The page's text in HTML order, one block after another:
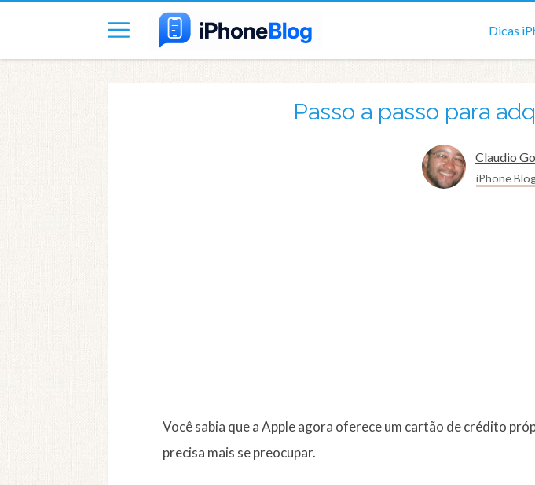
Dicas
Passo a passo para
Claudio
iPhone
Você sabia que a Apple agora oferece um cartão de crédito
precisa mais se preocupar.